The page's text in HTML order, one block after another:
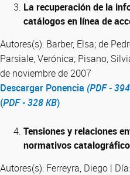
La recuperación de la
catálogos en línea de
Autores(s): Barber, Elsa; de
Parsiale, Verónica; Pisano,
de noviembre de 2007
Descargar Ponencia (PDF -
(PDF - 328 KB)
Tensiones y relaciones
normativos
Autores(s): Ferreyra, Diego |